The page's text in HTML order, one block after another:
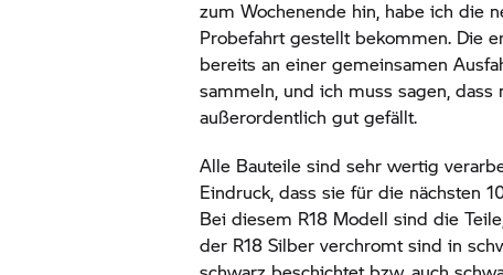
zum Wochenende hin, habe ich die
Probefahrt gestellt bekommen. Die
bereits an einer gemeinsamen
sammeln, und ich muss sagen, dass
außerordentlich gut gefällt.
Alle Bauteile sind sehr wertig
Eindruck, dass sie für die nächsten
Bei diesem R18 Modell sind die
der R18 Silber verchromt sind in